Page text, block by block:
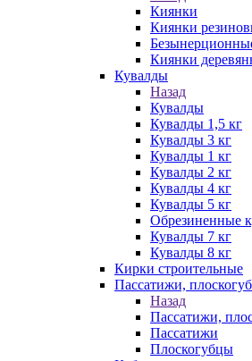
Киянки
Киянки
Киянки
Кувалды
Назад
Кувалды
Кувалды 1,5 кг
Кувалды 3 кг
Кувалды 1 кг
Кувалды 2 кг
Кувалды 4 кг
Кувалды 5 кг
Обрезиненные
Кувалды 7 кг
Кувалды 8 кг
Кирки строительные
Пассатижи,
Назад
Пассатижи,
Пассатижи
Плоскогубцы